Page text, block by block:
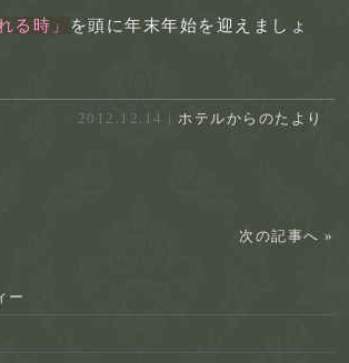
る時」
を頭に年末年始を迎えましょ
2012.12.14 |ホテルからのたより
次の記事へ »
ー